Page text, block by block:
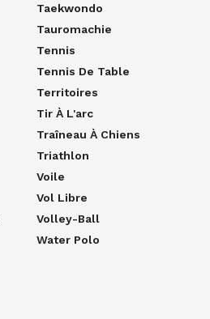
Taekwondo
Tauromachie
Tennis
Tennis De Table
Territoires
Tir À L'arc
Traîneau À Chiens
Triathlon
Voile
Vol Libre
Volley-Ball
Water Polo